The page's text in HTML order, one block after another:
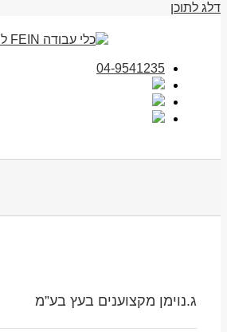
דלג לתוכן
04-9541235
ג.נוימן מקצוענים בעץ בע”מ